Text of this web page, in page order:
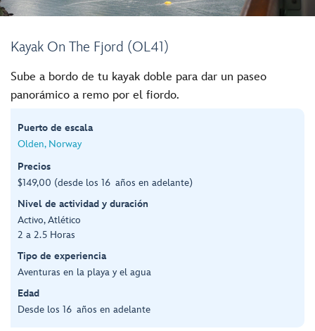
Kayak On The Fjord (OL41)
Sube a bordo de tu kayak doble para dar un paseo
panorámico a remo por el fiordo.
Puerto de escala
Olden, Norway
Precios
$149,00 (desde los 16 años en adelante)
Nivel de actividad y duración
Activo, Atlético
2 a 2.5 Horas
Tipo de experiencia
Aventuras en la playa y el agua
Edad
Desde los 16 años en adelante